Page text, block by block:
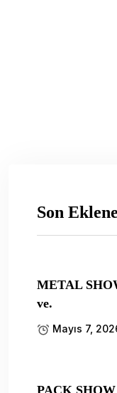
Son
METAL
ve.
Mayıs 7,
PACK SHOW